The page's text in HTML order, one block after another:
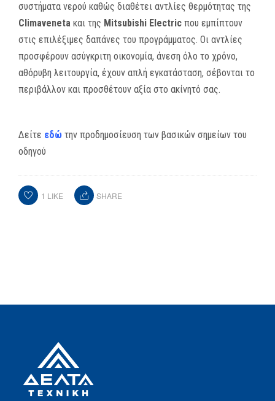
συστήματα νερού καθώς διαθέτει αντλίες θερμότητας της
Climaveneta και της Mitsubishi Electric που εμπίπτουν
στις επιλέξιμες δαπάνες του προγράμματος. Οι αντλίες
προσφέρουν ασύγκριτη οικονομία, άνεση όλο το χρόνο,
αθόρυβη λειτουργία, έχουν απλή εγκατάσταση, σέβονται το
περιβάλλον και προσθέτουν αξία στο ακίνητό σας.
Δείτε εδώ την προδημοσίευση των βασικών σημείων του
οδηγού
1 LIKE SHARE